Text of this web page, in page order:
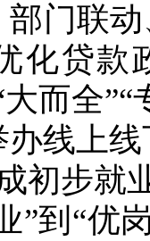
门联
化贷款
而全
线上
初步就
”到“优